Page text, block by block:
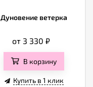
Дуновение ветерка
от 3 330 ₽
В корзину
Купить в 1 клик